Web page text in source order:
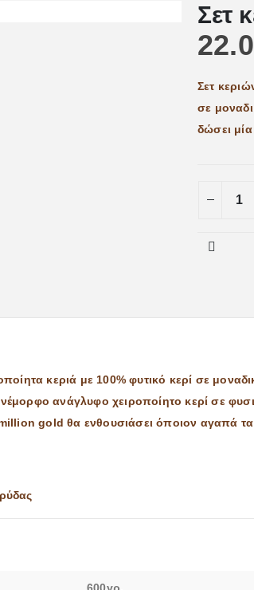
Σετ
Σετ
σε
δώσει
κεριά με 100% φυτικό κερί σε
ανάγλυφο χειροποίητο κερί σε
gold θα ενθουσιάσει όποιον αγαπά
600γρ.